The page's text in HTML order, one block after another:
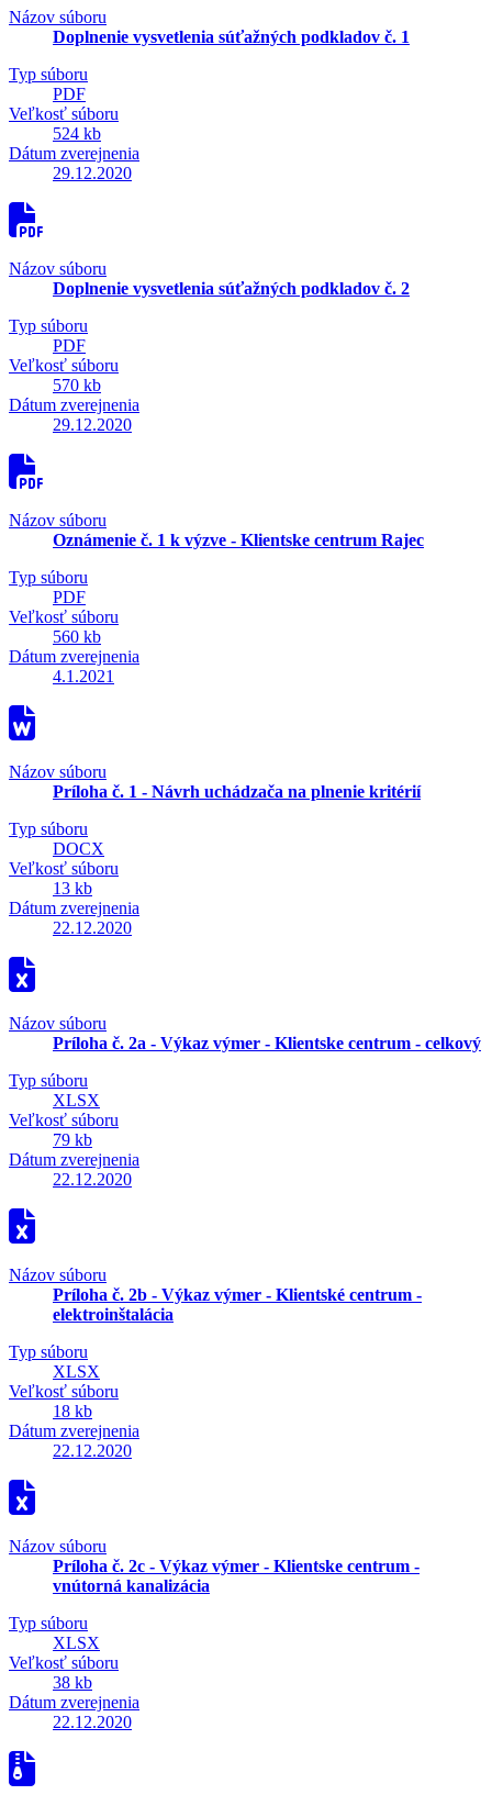
Názov súboru
Doplnenie vysvetlenia súťažných podkladov č. 1
Typ súboru
PDF
Veľkosť súboru
524 kb
Dátum zverejnenia
29.12.2020
Názov súboru
Doplnenie vysvetlenia súťažných podkladov č. 2
Typ súboru
PDF
Veľkosť súboru
570 kb
Dátum zverejnenia
29.12.2020
Názov súboru
Oznámenie č. 1 k výzve - Klientske centrum Rajec
Typ súboru
PDF
Veľkosť súboru
560 kb
Dátum zverejnenia
4.1.2021
Názov súboru
Príloha č. 1 - Návrh uchádzača na plnenie kritérií
Typ súboru
DOCX
Veľkosť súboru
13 kb
Dátum zverejnenia
22.12.2020
Názov súboru
Príloha č. 2a - Výkaz výmer - Klientske centrum - celkový
Typ súboru
XLSX
Veľkosť súboru
79 kb
Dátum zverejnenia
22.12.2020
Názov súboru
Príloha č. 2b - Výkaz výmer - Klientské centrum -
elektroinštalácia
Typ súboru
XLSX
Veľkosť súboru
18 kb
Dátum zverejnenia
22.12.2020
Názov súboru
Príloha č. 2c - Výkaz výmer - Klientske centrum -
vnútorná kanalizácia
Typ súboru
XLSX
Veľkosť súboru
38 kb
Dátum zverejnenia
22.12.2020